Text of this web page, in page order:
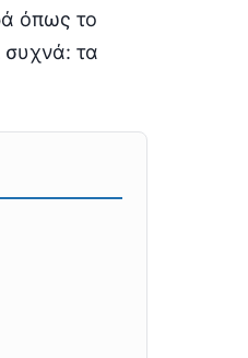
όπως το
συχνά: τα